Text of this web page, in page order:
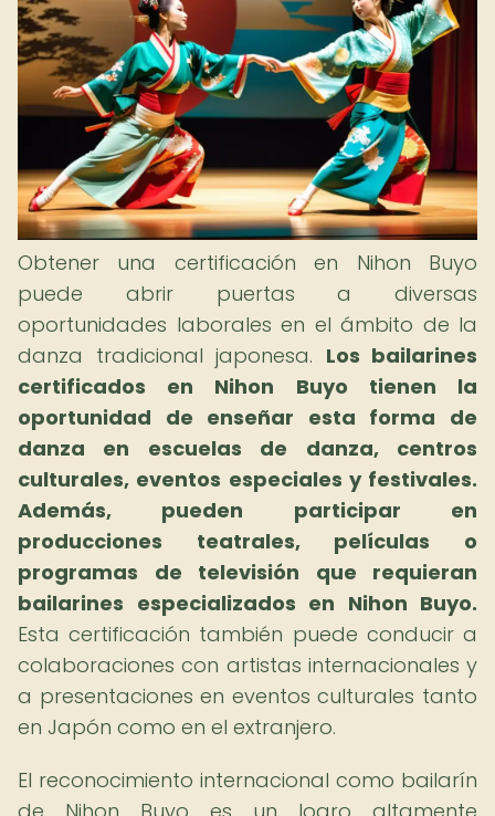
Obtener una certificación en Nihon Buyo
puede abrir puertas a diversas
oportunidades laborales en el ámbito de la
danza tradicional japonesa. Los bailarines
certificados en Nihon Buyo tienen la
oportunidad de enseñar esta forma de
danza en escuelas de danza, centros
culturales, eventos especiales y festivales.
Además, pueden participar en
producciones teatrales, películas o
programas de televisión que requieran
bailarines especializados en Nihon Buyo.
Esta certificación también puede conducir a
colaboraciones con artistas internacionales y
a presentaciones en eventos culturales tanto
en Japón como en el extranjero.
El reconocimiento internacional como bailarín